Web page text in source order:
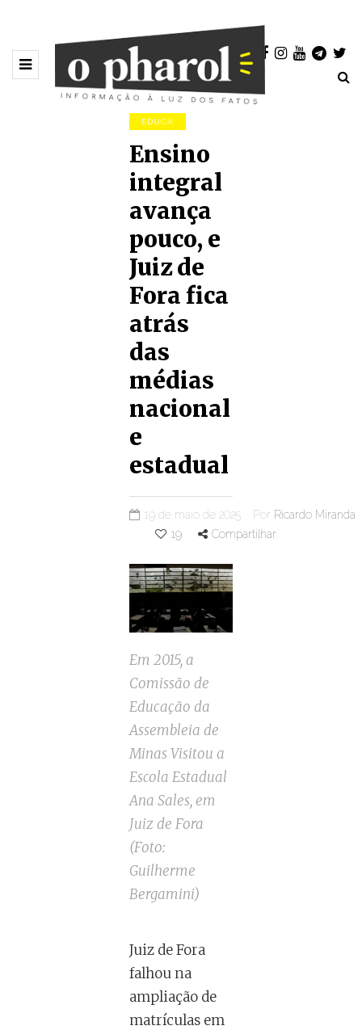
EDUCA
Ensino
integral
avança
pouco, e
Juiz de
Fora fica
atrás
das
médias
nacional
e
estadual
19 de maio de 2025 Por Ricardo Miranda
19
Compartilhar
Em 2015, a
Comissão de
Educação da
Assembleia de
Minas Visitou a
Escola Estadual
Ana Sales, em
Juiz de Fora
(Foto:
Guilherme
Bergamini)
Juiz de Fora
falhou na
ampliação de
matrículas em